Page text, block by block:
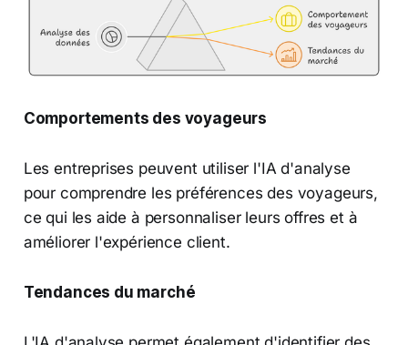
Comportements des voyageurs
Les entreprises peuvent utiliser l'IA d'analyse
pour comprendre les préférences des voyageurs,
ce qui les aide à personnaliser leurs offres et à
améliorer l'expérience client.
Tendances du marché